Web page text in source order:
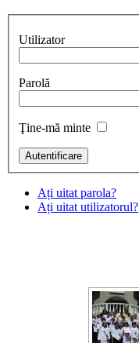
Utilizator
Parolă
Ţine-mă minte
Ați uitat parola?
Ați uitat utilizatorul?